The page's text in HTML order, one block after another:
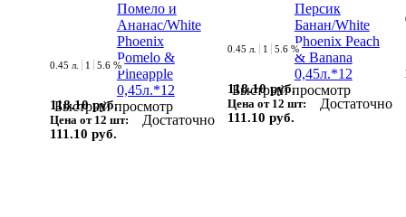
Быстрый просмотр
0.45 л. 1 5.6 %
118.10 руб.
Цена от 12 шт:
111.10 руб.
Достаточно
Быстрый просмотр
0.45 л. 1 5.6 %
118.10 руб.
Цена от 12 шт:
111.10 руб.
Достаточно